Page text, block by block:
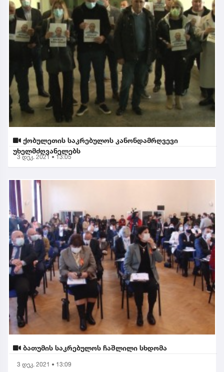
ქობულეთის საკრებულოს კანონდამრღვევი
უხელმძღვანელებს
3 დეკ. 2021 • 13:05
ბათუმის საკრებულოს ჩაშლილი სხდომა
3 დეკ. 2021 • 13:09